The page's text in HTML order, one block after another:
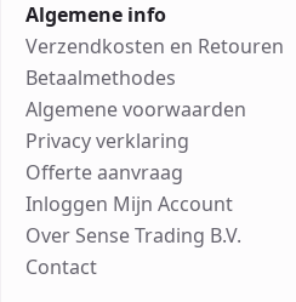
Algemene info
Verzendkosten en Retouren
Betaalmethodes
Algemene voorwaarden
Privacy verklaring
Offerte aanvraag
Inloggen Mijn Account
Over Sense Trading B.V.
Contact